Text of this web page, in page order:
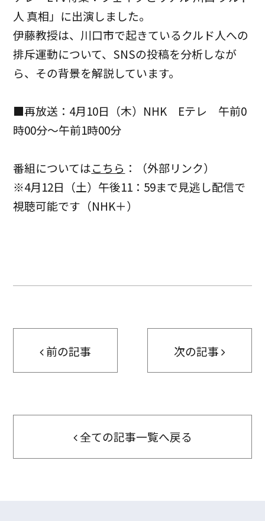
人 真相」に出演しました。
伊藤教授は、川口市で起きているクルド人への
排斥運動について、SNSの投稿を分析しなが
ら、その背景を解説しています。
■再放送：4月10日（木）NHK Eテレ 午前0
時00分～午前1時00分
番組についてはこちら ：（外部リンク）
※4月12日（土）午後11：59まで見逃し配信で
視聴可能です（NHK＋）
前の記事 次の記事
全ての記事一覧へ戻る